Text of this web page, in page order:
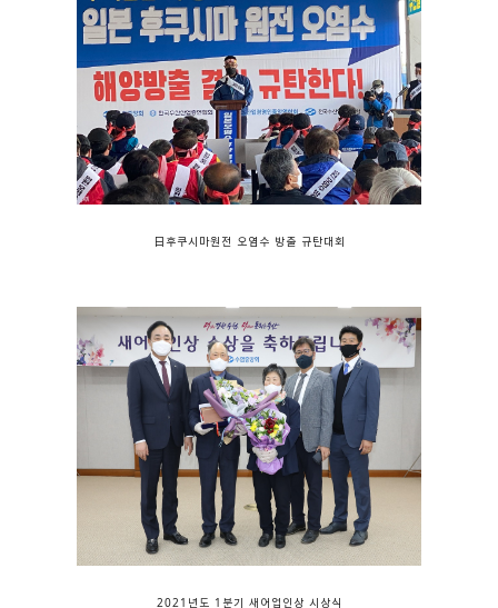
日후쿠시마원전 오염수 방출 규탄대회
2021년도 1분기 새어업인상 시상식